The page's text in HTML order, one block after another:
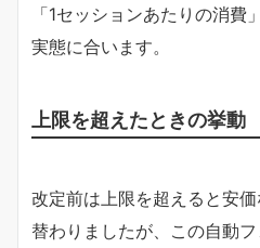
「1セッションあたりの消
実態に合います。
上限を超えたときの挙動
改定前は上限を超えると安
替わりましたが、この自動